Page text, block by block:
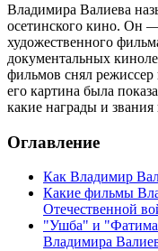
Владимира Валиева
осетинского кино. Он —
художественного
документальных
фильмов снял режиссер
его картина была
какие награды и
Оглавление
Как Владимир
Какие фильмы
Отечественной
"Ушба" и
Владимира